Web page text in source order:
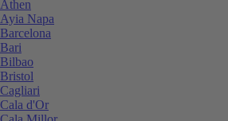
Athen
Ayia Napa
Barcelona
Bari
Bilbao
Bristol
Cagliari
Cala d'Or